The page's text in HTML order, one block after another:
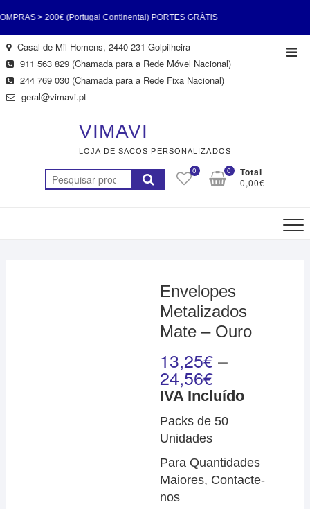
> 200€ (Portugal Continental) PORTES GRÁTIS
Continental) PORTES GRÁTIS EM COMPRAS >
PORTES GRÁTIS EM COMPRAS > 200€ (Portugal
> 200€ (Portugal Continental) PORTES GRÁTIS
Continental) PORTES GRÁTIS EM COMPRAS >
Skip
to
content
Casal de Mil Homens, 2440-231 Golpilheira
911 563 829 (Chamada para a Rede Móvel Nacional)
244 769 030 (Chamada para a Rede Fixa Nacional)
geral@vimavi.pt
VIMAVI
LOJA DE SACOS PERSONALIZADOS
Pesquisar
por:
0 Total
0,00€
0
Envelopes
Metalizados
Mate – Ouro
13,25€–
24,56€
IVA Incluído
Packs de 50
Unidades
Para Quantidades
Maiores, Contacte-
nos